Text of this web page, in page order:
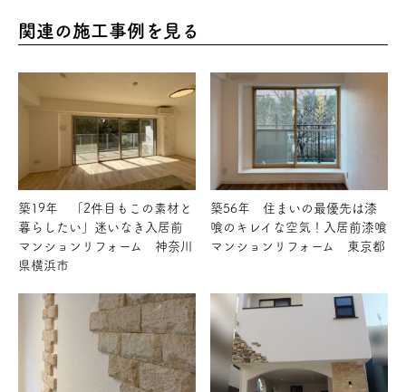
関連の施工事例を見る
築19年 「2件目もこの素材と
暮らしたい」迷いなき入居前
マンションリフォーム 神奈川
県横浜市
築56年 住まいの最優先は漆
喰のキレイな空気！入居前漆喰
マンションリフォーム 東京都